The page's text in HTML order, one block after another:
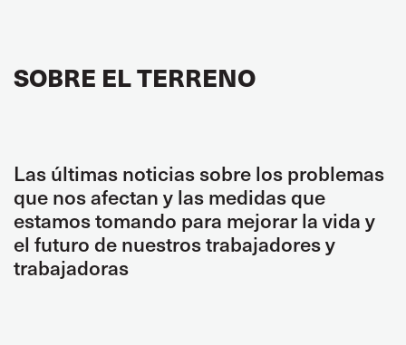
SOBRE EL TERRENO
Las últimas noticias sobre los problemas
que nos afectan y las medidas que
estamos tomando para mejorar la vida y
el futuro de nuestros trabajadores y
trabajadoras